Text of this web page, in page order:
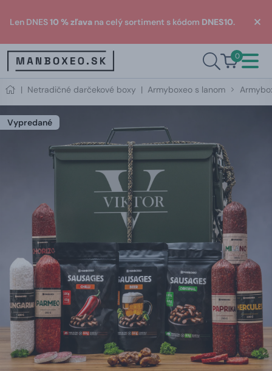
Len DNES10 % zľava na celý sortiment s kódom DNES10.
0
| Netradičné darčekové boxy | Armyboxeo s lanom
Vypredané